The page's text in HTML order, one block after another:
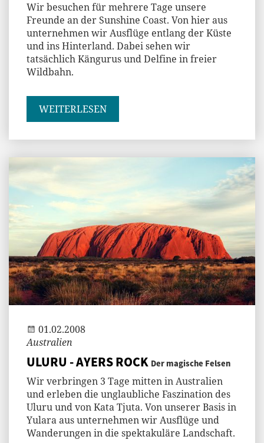
Wir besuchen für mehrere Tage unsere
Freunde an der Sunshine Coast. Von hier aus
unternehmen wir Ausflüge entlang der Küste
und ins Hinterland. Dabei sehen wir
tatsächlich Kängurus und Delfine in freier
Wildbahn.
WEITERLESEN
Andi
01.02.2008
Australien
ULURU - AYERS ROCK Der magische Felsen
Wir verbringen 3 Tage mitten in Australien
und erleben die unglaubliche Faszination des
Uluru und von Kata Tjuta. Von unserer Basis in
Yulara aus unternehmen wir Ausflüge und
Wanderungen in die spektakuläre Landschaft.